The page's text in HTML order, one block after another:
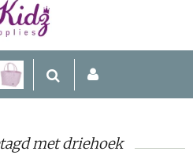
met driehoek